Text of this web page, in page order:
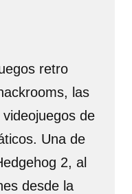
retro
las
de
Una de
2, al
desde la